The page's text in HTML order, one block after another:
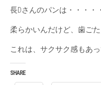
長Dさんのパンは・・・・
柔らかいんだけど、歯ご
これは、サクサク感もあ
SHARE